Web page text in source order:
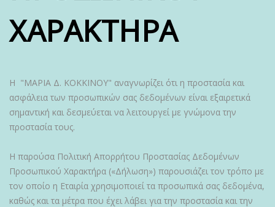
ΧΑΡΑΚΤΗΡΑ
Η "ΜΑΡΙΑ Δ. ΚΟΚΚΙΝΟΥ" αναγνωρίζει ότι η προστασία και
ασφάλεια των προσωπικών σας δεδομένων είναι εξαιρετικά
σημαντική και δεσμεύεται να λειτουργεί με γνώμονα την
προστασία τους.
Η παρούσα Πολιτική Απορρήτου Προστασίας Δεδομένων
Προσωπικού Χαρακτήρα («Δήλωση») παρουσιάζει τον τρόπο με
τον οποίο η Εταιρία χρησιμοποιεί τα προσωπικά σας δεδομένα,
καθώς και τα μέτρα που έχει λάβει για την προστασία και την